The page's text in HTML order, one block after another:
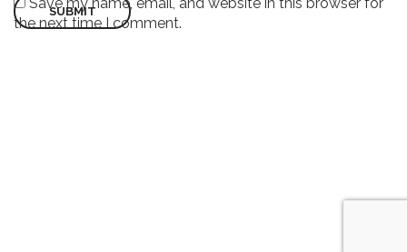
the next time I comment.